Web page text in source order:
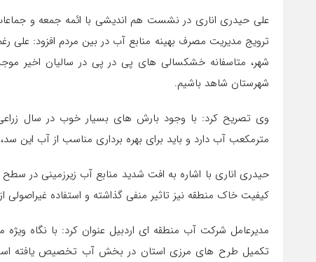
علی حیدری اناری در نشست هم اندیشی با ائمه جمعه و
شهرستان شاهد باشیم.
مترمکعب آب دارد و باید برای بهره برداری مناسب از آب این
حیدری اناری با اشاره به افت شدید منابع آب زیرزمینی در
کیفیت خاک منطقه نیز تاثیر منفی گذاشته و استفاده
تکمیل طرح های مرزی استان در بخش آب تخصیص یافته